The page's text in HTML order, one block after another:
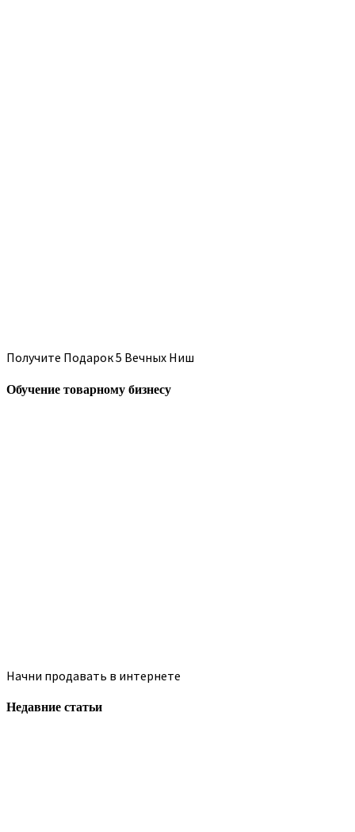
Получите Подарок 5 Вечных Ниш
Обучение товарному бизнесу
Начни продавать в интернете
Недавние статьи